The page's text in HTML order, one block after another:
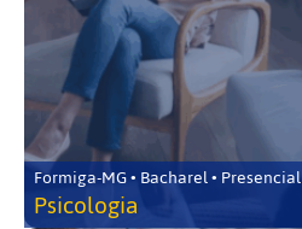
Formiga-MG • Bacharel • Presencial
Psicologia